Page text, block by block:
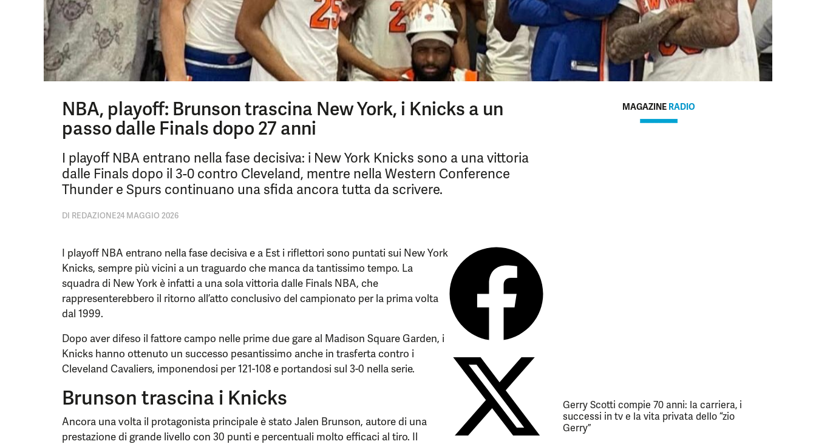
NBA, playoff: Brunson trascina New York, i Knicks a un
passo dalle Finals dopo 27 anni
I playoff NBA entrano nella fase decisiva: i New York Knicks sono a una vittoria
dalle Finals dopo il 3-0 contro Cleveland, mentre nella Western Conference
Thunder e Spurs continuano una sfida ancora tutta da scrivere.
DI REDAZIONE24 MAGGIO 2026
I playoff NBA entrano nella fase decisiva e a Est i riflettori sono puntati sui New York
Knicks, sempre più vicini a un traguardo che manca da tantissimo tempo. La
squadra di New York è infatti a una sola vittoria dalle Finals NBA, che
rappresenterebbero il ritorno all’atto conclusivo del campionato per la prima volta
dal 1999.
Dopo aver difeso il fattore campo nelle prime due gare al Madison Square Garden, i
Knicks hanno ottenuto un successo pesantissimo anche in trasferta contro i
Cleveland Cavaliers, imponendosi per 121-108 e portandosi sul 3-0 nella serie.
Brunson trascina i Knicks
Ancora una volta il protagonista principale è stato Jalen Brunson, autore di una
prestazione di grande livello con 30 punti e percentuali molto efficaci al tiro. Il
MAGAZINE RADIO
Gerry Scotti compie 70 anni: la carriera, i
successi in tv e la vita privata dello “zio
Gerry”